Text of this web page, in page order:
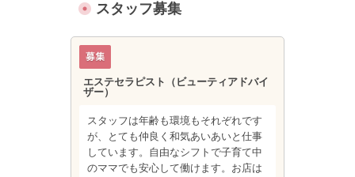
スタッフ募集
エステセラピスト（ビューティアドバイ
ザー）
スタッフは年齢も環境もそれぞれです
が、とても仲良く和気あいあいと仕事
しています。自由なシフトで子育て中
のママでも安心して働けます。お店は